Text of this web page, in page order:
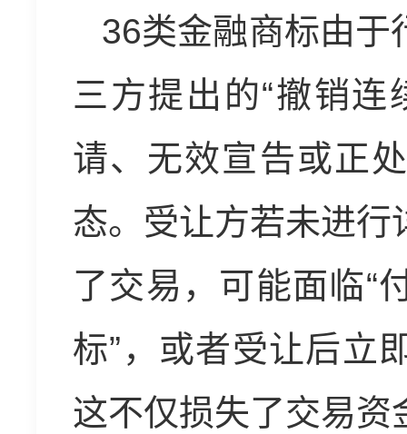
36类金融商标由于
三方提出的“撤销连
请、无效宣告或正
态。受让方若未进
了交易，可能面临“
标”，或者受让后立
这不仅损失了交易